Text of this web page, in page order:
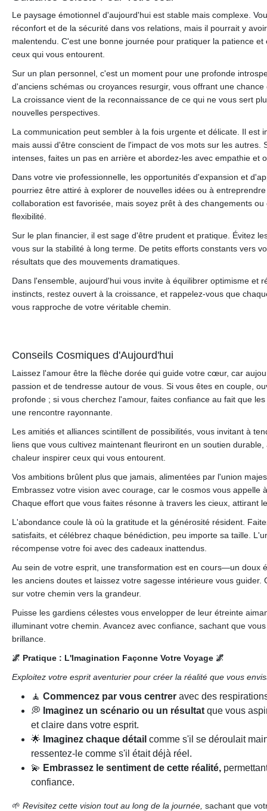
Le paysage émotionnel d'aujourd'hui est stable mais complexe.
réconfort et de la sécurité dans vos relations, mais il pourrait y
malentendu. C'est une bonne journée pour pratiquer la patience
ceux qui vous entourent.
Sur un plan personnel, c'est un moment pour une profonde
d'anciens schémas ou croyances resurgir, vous offrant une
La croissance vient de la reconnaissance de ce qui ne vous sert
nouvelles perspectives.
La communication peut sembler à la fois urgente et délicate. Il est
mais aussi d'être conscient de l'impact de vos mots sur les autres.
intenses, faites un pas en arrière et abordez-les avec empathie et
Dans votre vie professionnelle, les opportunités d'expansion et
pourriez être attiré à explorer de nouvelles idées ou à
collaboration est favorisée, mais soyez prêt à des changements
flexibilité.
Sur le plan financier, il est sage d'être prudent et pratique. Évitez
vous sur la stabilité à long terme. De petits efforts constants vers
résultats que des mouvements dramatiques.
Dans l'ensemble, aujourd'hui vous invite à équilibrer optimisme et
instincts, restez ouvert à la croissance, et rappelez-vous que
vous rapproche de votre véritable chemin.
Conseils Cosmiques d'Aujourd'hui
Laissez l'amour être la flèche dorée qui guide votre cœur, car
passion et de tendresse autour de vous. Si vous êtes en couple,
profonde ; si vous cherchez l'amour, faites confiance au fait que
une rencontre rayonnante.
Les amitiés et alliances scintillent de possibilités, vous invitant à
liens que vous cultivez maintenant fleuriront en un soutien
chaleur inspirer ceux qui vous entourent.
Vos ambitions brûlent plus que jamais, alimentées par l'union
Embrassez votre vision avec courage, car le cosmos vous appelle
Chaque effort que vous faites résonne à travers les cieux, attirant
L'abondance coule là où la gratitude et la générosité résident.
satisfaits, et célébrez chaque bénédiction, peu importe sa taille.
récompense votre foi avec des cadeaux inattendus.
Au sein de votre esprit, une transformation est en cours—un doux
les anciens doutes et laissez votre sagesse intérieure vous
sur votre chemin vers la grandeur.
Puisse les gardiens célestes vous envelopper de leur étreinte
illuminant votre chemin. Avancez avec confiance, sachant que
brillance.
🌌 Pratique : L'Imagination Façonne Votre Voyage 🌌
Exploitez votre esprit aventurier pour créer la réalité que vous
🧘 Commencez par vous centrer avec des
💭 Imaginez un scénario ou un résultat que vous
et claire dans votre esprit.
🌟 Imaginez chaque détail comme s'il se déroulait
ressentez-le comme s'il était déjà réel.
💫 Embrassez le sentiment de cette réalité,
confiance.
🌱 Revisitez cette vision tout au long de la journée, sachant que